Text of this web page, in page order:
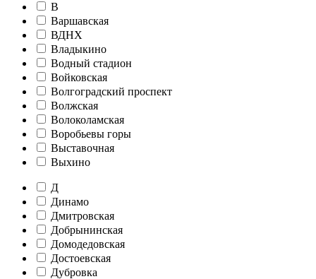
В
Варшавская
ВДНХ
Владыкино
Водный стадион
Войковская
Волгоградский проспект
Волжская
Волоколамская
Воробьевы горы
Выставочная
Выхино
Д
Динамо
Дмитровская
Добрынинская
Домодедовская
Достоевская
Дубровка